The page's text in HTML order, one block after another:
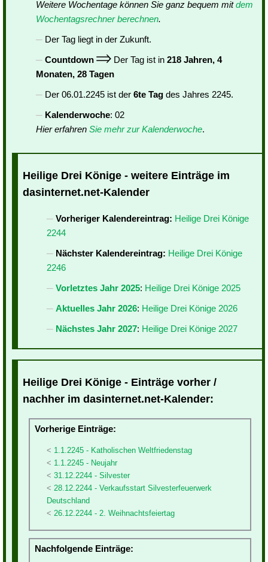
Weitere Wochentage können Sie ganz bequem mitdem
Wochentagsrechner berechnen.
Der Tag liegt in der Zukunft.
Countdown
Der Tag ist in 218 Jahren, 4
Monaten, 28 Tagen
Der 06.01.2245 ist der 6te Tag des Jahres 2245.
Kalenderwoche: 02
Hier erfahren Sie mehr zur Kalenderwoche.
Heilige Drei Könige - weitere Einträge im
dasinternet.net-Kalender
Vorheriger Kalendereintrag: Heilige Drei Könige
2244
Nächster Kalendereintrag: Heilige Drei Könige
2246
Vorletztes Jahr 2025: Heilige Drei Könige 2025
Aktuelles Jahr 2026: Heilige Drei Könige 2026
Nächstes Jahr 2027: Heilige Drei Könige 2027
Heilige Drei Könige - Einträge vorher /
nachher im dasinternet.net-Kalender:
Vorherige Einträge:
1.1.2245 - Katholischen Weltfriedenstag
1.1.2245 - Neujahr
31.12.2244 - Silvester
28.12.2244 - Verkaufsstart Silvesterfeuerwerk
Deutschland
26.12.2244 - 2. Weihnachtsfeiertag
Nachfolgende Einträge: